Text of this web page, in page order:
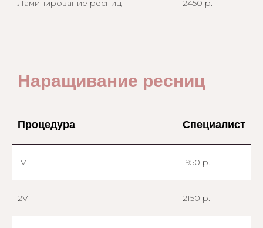
Ламинирование ресниц 2450 р.
Наращивание ресниц
Процедура Специалист
1V 1950 р.
2V 2150 р.